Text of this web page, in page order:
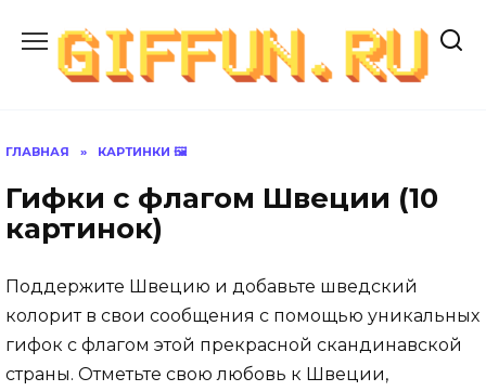
содержанию
ГЛАВНАЯ » КАРТИНКИ 🖼
Гифки с флагом Швеции (10
картинок)
Поддержите Швецию и добавьте шведский
колорит в свои сообщения с помощью уникальных
гифок с флагом этой прекрасной скандинавской
страны. Отметьте свою любовь к Швеции,